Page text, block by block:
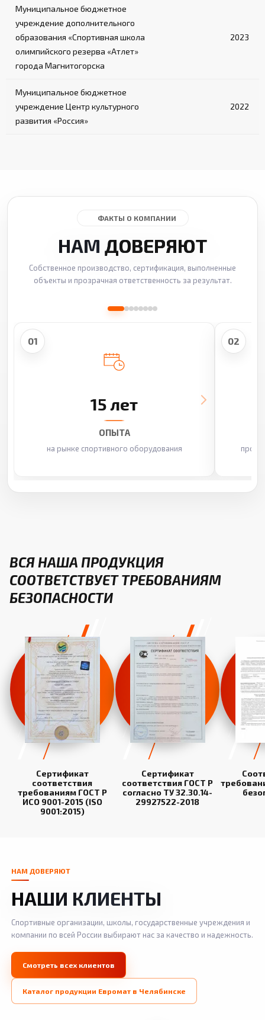
Муниципальное бюджетное
учреждение дополнительного
образования «Спортивная школа
олимпийского резерва «Атлет»
города Магнитогорска
2023
Муниципальное бюджетное
учреждение Центр культурного
развития «Россия»
2022
ФАКТЫ О КОМПАНИИ
НАМ ДОВЕРЯЮТ
Собственное производство, сертификация, выполненные
объекты и прозрачная ответственность за результат.
01
15 лет
ОПЫТА
на рынке спортивного оборудования
02
ВСЯ НАША ПРОДУКЦИЯ
СООТВЕТСТВУЕТ ТРЕБОВАНИЯМ
БЕЗОПАСНОСТИ
Сертификат
соответствия
требованиям ГОСТ Р
ИСО 9001-2015 (ISO
9001:2015)
Сертификат
соответствия ГОСТ Р
согласно ТУ 32.30.14-
29927522-2018
НАМ ДОВЕРЯЮТ
НАШИ КЛИЕНТЫ
Спортивные организации, школы, государственные учреждения и
компании по всей России выбирают нас за качество и надежность.
Смотреть всех клиентов
Каталог продукции Евромат в Челябинске